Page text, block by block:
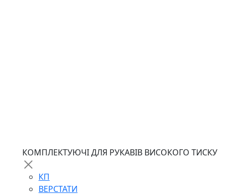
КОМПЛЕКТУЮЧІ ДЛЯ РУКАВІВ ВИСОКОГО ТИСКУ
КП
ВЕРСТАТИ